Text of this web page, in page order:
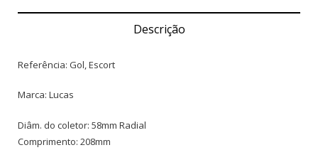
Descrição
Referência: Gol, Escort
Marca: Lucas
Diâm. do coletor: 58mm Radial
Comprimento: 208mm